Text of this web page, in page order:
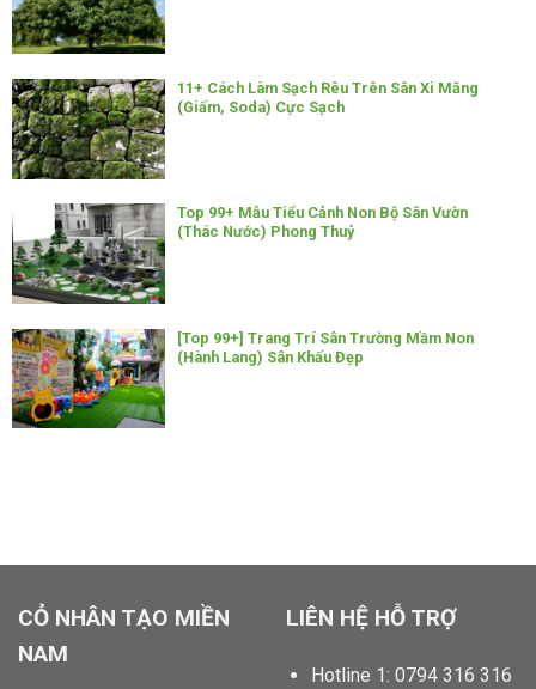
11+ Cách Làm Sạch Rêu Trên Sân Xi Măng
(Giấm, Soda) Cực Sạch
Top 99+ Mẫu Tiểu Cảnh Non Bộ Sân Vườn
(Thác Nước) Phong Thuỷ
[Top 99+] Trang Trí Sân Trường Mầm Non
(Hành Lang) Sân Khấu Đẹp
CỎ NHÂN TẠO MIỀN
NAM
LIÊN HỆ HỖ TRỢ
Hotline 1: 0794 316 316